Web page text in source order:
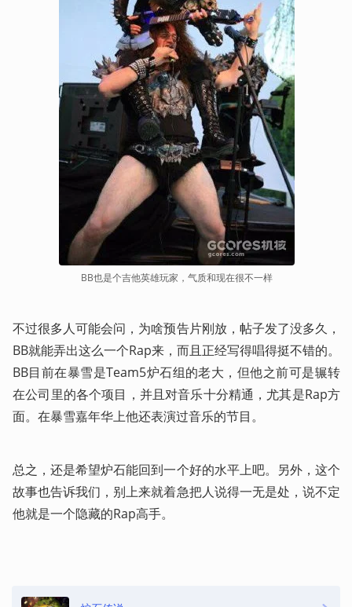
BB也是个吉他英雄玩家，气质和现在很不一样
不过很多人可能会问，为啥预告片刚放，帖子发了没多久，
BB就能弄出这么一个Rap来，而且正经写得唱得挺不错的。
BB目前在暴雪是Team5炉石组的老大，但他之前可是辗转
在公司里的各个项目，并且对音乐十分精通，尤其是Rap方
面。在暴雪嘉年华上他还表演过音乐的节目。
总之，还是希望炉石能回到一个好的水平上吧。另外，这个
故事也告诉我们，别上来就着急把人说得一无是处，说不定
他就是一个隐藏的Rap高手。